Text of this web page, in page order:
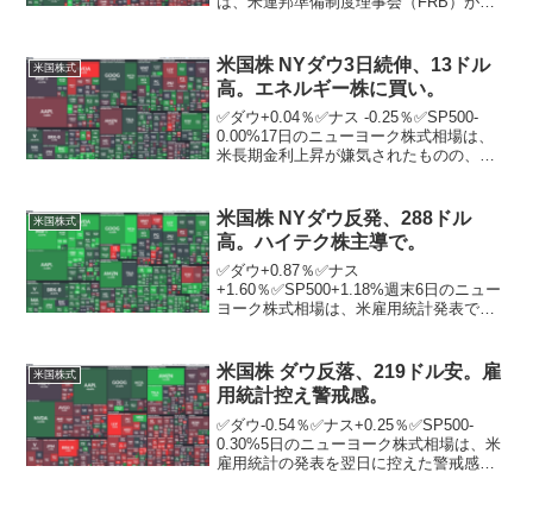
の米経済指標がまちまちな内容とな
り、...
米国株式
米国株 NYダウ3日続伸、13ドル
高。エネルギー株に買い。
✅ダウ+0.04％✅ナス -0.25％✅SP500-
0.00%17日のニューヨーク株式相場は、
米長期金利上昇が嫌気されたものの、エ
表された9月の小売売上高は市場予想を...
米国株式
米国株 NYダウ反発、288ドル
高。ハイテク株主導で。
✅ダウ+0.87％✅ナス
+1.60％✅SP500+1.18%週末6日のニュー
ヨーク株式相場は、米雇用統計発表でい
の雇用統計によると、景気動向を敏感に
反映する非農業部...
米国株式
米国株 ダウ反落、219ドル安。雇
用統計控え警戒感。
✅ダウ-0.54％✅ナス+0.25％✅SP500-
0.30%5日のニューヨーク株式相場は、米
雇用統計の発表を翌日に控えた警戒感か